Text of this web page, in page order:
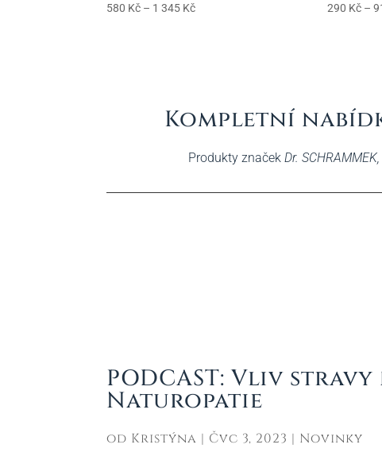
580 Kč – 1 345 KčRozpětí
345 Kč
290 Kč –
Kompletní
Produkty značekDr.
PODCAST: Vliv
Naturopatie
od Kristýna | Čvc 3, 2023 | Novinky